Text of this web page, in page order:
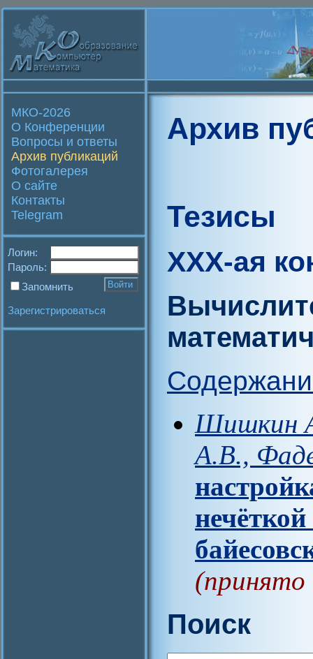
МКО-2026
О Конференции
Вопросы и ответы
Архив публикаций
Фотогалерея
О сайте
Контакты
Telegram
Логин:
Пароль:
Запомнить
Зарегистрироваться
Архив
Тезисы
XXX-ая
Шишкин
А.В.,
(принято
Поиск